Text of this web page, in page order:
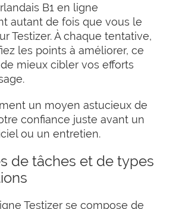
B1 en ligne
autant de fois que vous le
Testizer. À chaque tentative,
les points à améliorer, ce
mieux cibler vos efforts
un moyen astucieux de
confiance juste avant un
ou un entretien.
de tâches et de types
Testizer se compose de